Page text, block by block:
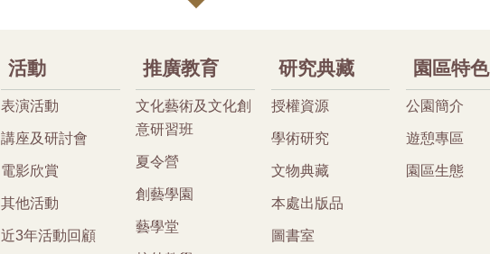
活動
表演活動
講座及研討會
電影欣賞
其他活動
近3年活動回顧
推廣教育
文化藝術及文化創
意研習班
夏令營
創藝學園
藝學堂
研究典藏
授權資源
學術研究
文物典藏
本處出版品
圖書室
園區特色
公園簡介
遊憩專區
園區生態